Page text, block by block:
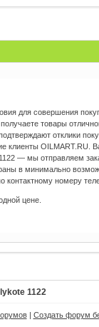
для совершения
товары
отклики
клиенты OILMART.RU.
— мы отправляем
в минимально
контактному номеру
цене.
1122
| Создать форум